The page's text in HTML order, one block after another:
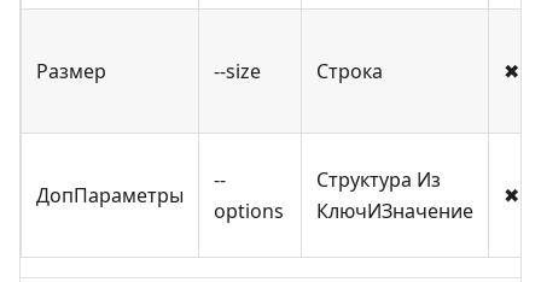
Размер --size Строка ✖
ДопПараметры
--
options
Структура Из
КлючИЗначение
✖